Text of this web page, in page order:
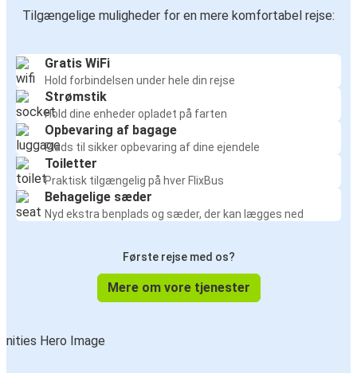
Tilgængelige muligheder for en mere komfortabel rejse:
Gratis WiFi
Hold forbindelsen under hele din rejse
Strømstik
Hold dine enheder opladet på farten
Opbevaring af bagage
Plads til sikker opbevaring af dine ejendele
Toiletter
Praktisk tilgængelig på hver FlixBus
Behagelige sæder
Nyd ekstra benplads og sæder, der kan lægges ned
Første rejse med os?
Mere om vore tjenester